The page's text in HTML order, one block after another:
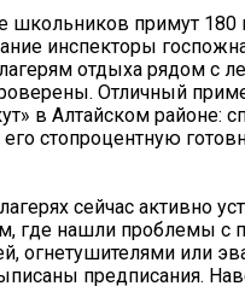
школьников примут 180
инспекторы
отдыха рядом с
Отличный
в Алтайском районе:
стопроцентную
сейчас активно
где нашли проблемы с
огнетушителями или
предписания.